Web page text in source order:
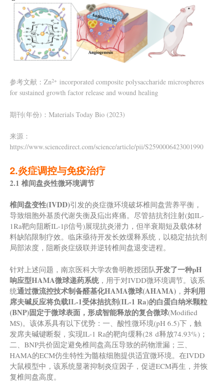
参考文献：Zn2+ incorporated composite polysaccharide microspheres
for sustained growth factor release and wound healing
期刊(年份)：Materials Today Bio (2023)
来源：
https://www.sciencedirect.com/science/article/pii/S2590006423001990
2.炎症调控与免疫治疗
2.1 椎间盘炎性微环境调节
椎间盘变性(IVDD)引发的炎症微环境破坏椎间盘营养平衡，
导致细胞外基质代谢失衡及疝出疼痛。尽管拮抗剂注射(如IL-
1Ra靶向阻断IL-1β信号)展现抗炎潜力，但半衰期短及载体材
料缺陷限制疗效。临床亟待开发长效缓释系统，以稳定拮抗剂
局部浓度，阻断炎症级联并逆转椎间盘退变进程。
针对上述问题，南京医科大学农鲁明教授团队开发了一种pH
响应型HAMA微球递药系统，用于对IVDD微环境调节。该系
统通过微流控技术制备醛基化HAMA微球(AHAMA) ， 并利用
席夫碱反应将负载IL-1受体拮抗剂(IL-1 Ra)的白蛋白纳米颗粒
(BNP)固定于微球表面，形成智能释放的复合微球(Modified
MS)。该体系具有以下优势：一、酸性微环境(pH 6.5)下，触
发席夫碱键断裂，实现IL-1 Ra的靶向缓释(28 d释放74.93%)；
二、BNP共价固定避免椎间盘高压导致的药物泄漏；三、
HAMA的ECM仿生特性为髓核细胞提供适宜微环境。在IVDD
大鼠模型中，该系统显著抑制炎症因子，促进ECM再生，并恢
复椎间盘高度。